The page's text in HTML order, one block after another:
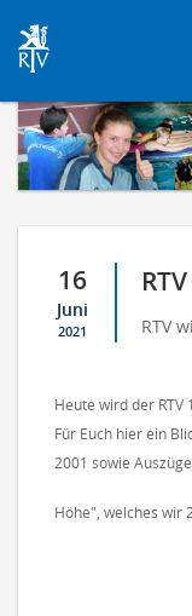
16
Juni
2021 RTV
Heute wird der RTV
Für Euch hier ein
2001 sowie
Höhe", welches wir